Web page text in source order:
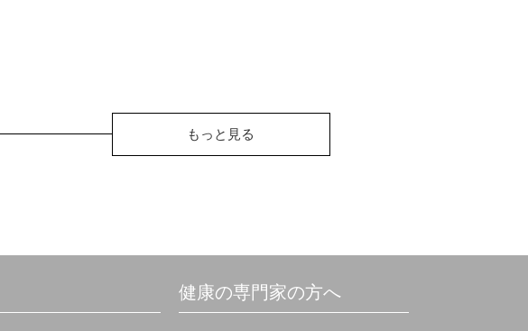
もっと見る
健康の専門家の方へ